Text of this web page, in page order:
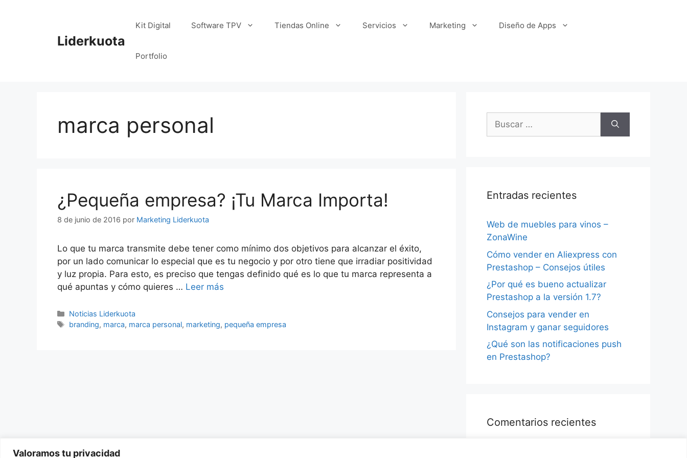
Valoramos tu privacidad
Liderkuota
Kit Digital Software TPV Tiendas Online Servicios Marketing Diseño de Apps
Portfolio
marca personal
¿Pequeña empresa? ¡Tu Marca Importa!
8 de junio de 2016 por Marketing Liderkuota
Lo que tu marca transmite debe tener como mínimo dos objetivos para alcanzar el éxito,
por un lado comunicar lo especial que es tu negocio y por otro tiene que irradiar positividad
y luz propia. Para esto, es preciso que tengas definido qué es lo que tu marca representa a
qué apuntas y cómo quieres … Leer más
Categorías
Noticias Liderkuota
Etiquetas
branding, marca, marca personal, marketing, pequeña empresa
Buscar:
Entradas recientes
Web de muebles para vinos –
ZonaWine
Cómo vender en Aliexpress con
Prestashop – Consejos útiles
¿Por qué es bueno actualizar
Prestashop a la versión 1.7?
Consejos para vender en
Instagram y ganar seguidores
¿Qué son las notificaciones push
en Prestashop?
Comentarios recientes